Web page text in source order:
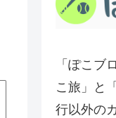
「ぽこブ
こ旅」と
行以外の